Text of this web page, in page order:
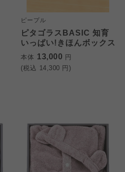
ピープル
ピタゴラスBASIC 知育
いっぱい!きほんボックス
本体 13,000 円
(税込 14,300 円)